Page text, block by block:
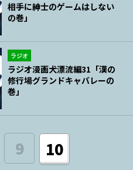
相手に紳士のゲームはしない
の巻」
ラジオ
ラジオ漫画犬漂流編31「漢の
修行場グランドキャバレーの
巻」
9 10